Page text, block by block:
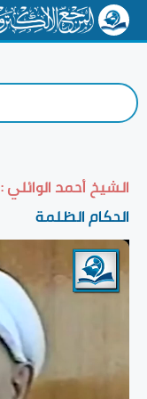
الشيخ أحمد الوائلي :
الحكام الظلمة